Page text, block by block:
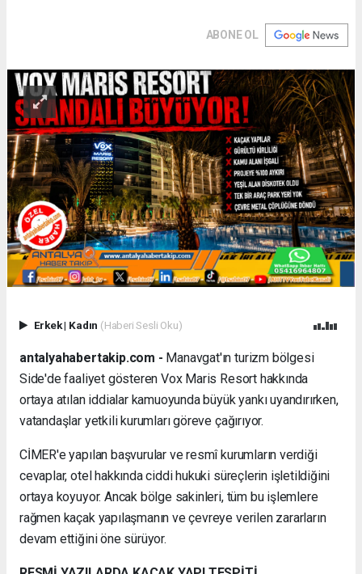
ABONE OL
Erkek| Kadın (Haberi Sesli Oku)
antalyahabertakip.com - Manavgat'ın turizm bölgesi
Side'de faaliyet gösteren Vox Maris Resort hakkında
ortaya atılan iddialar kamuoyunda büyük yankı uyandırırken,
vatandaşlar yetkili kurumları göreve çağırıyor.
CİMER'e yapılan başvurular ve resmî kurumların verdiği
cevaplar, otel hakkında ciddi hukuki süreçlerin işletildiğini
ortaya koyuyor. Ancak bölge sakinleri, tüm bu işlemlere
rağmen kaçak yapılaşmanın ve çevreye verilen zararların
devam ettiğini öne sürüyor.